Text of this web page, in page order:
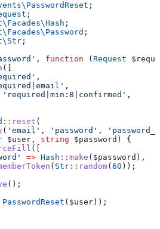
PasswordReset ;
;
Hash ;
Password ;
Str ;
, function ( Request
([
,
,
'required|min:8|confirmed' ,
:: reset (
( 'email' , 'password' ,
$user , string $password ) {
([
=> Hash :: make ( $password ),
( Str :: random( 60 ));
();
PasswordReset ( $user ));